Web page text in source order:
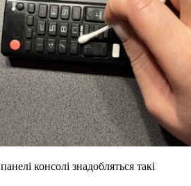
консолі знадобляться такі